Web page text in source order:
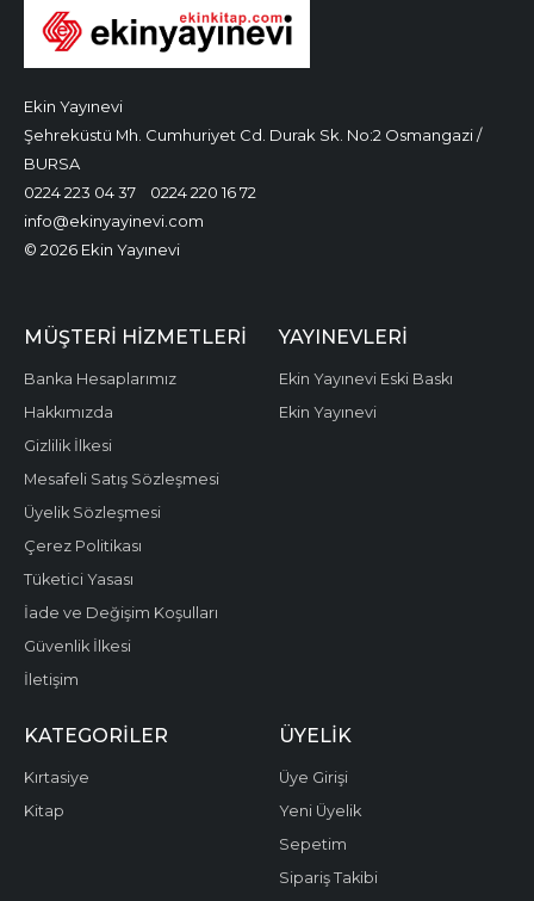
Ekin Yayınevi
Şehreküstü Mh. Cumhuriyet Cd. Durak Sk. No:2 Osmangazi /
BURSA
0224 223 04 37
0224 220 16 72
info@ekinyayinevi.com
© 2026 Ekin Yayınevi
MÜŞTERI HIZMETLERI
Banka Hesaplarımız
Hakkımızda
Gizlilik İlkesi
Mesafeli Satış Sözleşmesi
Üyelik Sözleşmesi
Çerez Politikası
Tüketici Yasası
İade ve Değişim Koşulları
Güvenlik İlkesi
İletişim
YAYINEVLERI
Ekin Yayınevi Eski Baskı
Ekin Yayınevi
KATEGORILER
Kırtasiye
Kitap
ÜYELIK
Üye Girişi
Yeni Üyelik
Sepetim
Sipariş Takibi